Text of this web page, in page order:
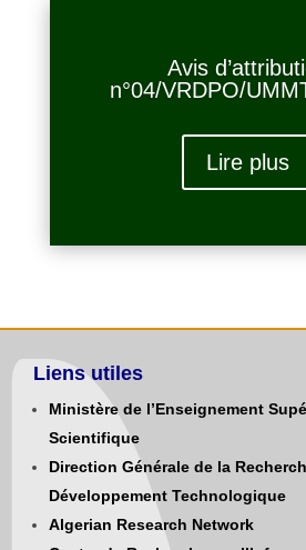
Avis
n°04/VRDPO/
Lire plus
Liens utiles
Ministère de l’Enseignement
Scientifique
Direction Générale de la
Développement Technologique
Algerian Research Network